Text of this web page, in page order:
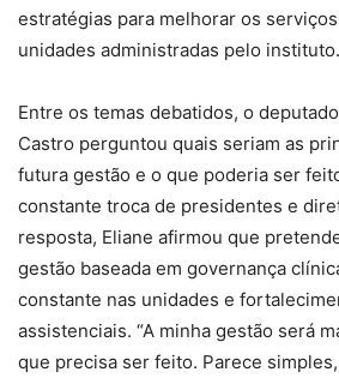
estratégias para melhorar os
unidades administradas pelo instituto.
Entre os temas debatidos, o
Castro perguntou quais seriam as
futura gestão e o que poderia ser
constante troca de presidentes e
resposta, Eliane afirmou que
gestão baseada em governança
constante nas unidades e
assistenciais. “A minha gestão será
que precisa ser feito. Parece